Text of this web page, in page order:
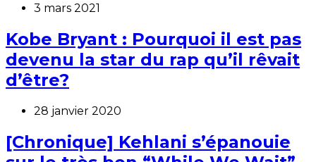
3 mars 2021
Kobe Bryant : Pourquoi il est pas
devenu la star du rap qu’il rêvait
d’être?
28 janvier 2020
[Chronique] Kehlani s’épanouie